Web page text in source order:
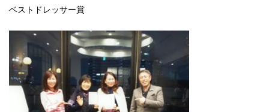
ベストドレッサー賞